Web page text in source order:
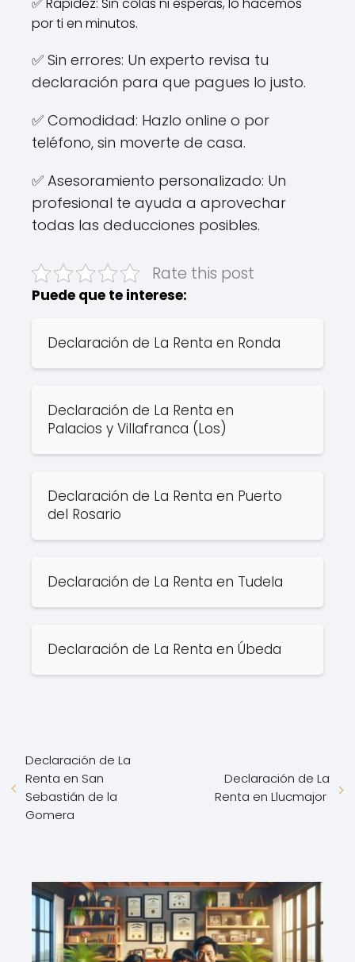
por ti en minutos.
✅ Sin errores: Un experto revisa tu
declaración para que pagues lo justo.
✅ Comodidad: Hazlo online o por
teléfono, sin moverte de casa.
✅ Asesoramiento personalizado: Un
profesional te ayuda a aprovechar
todas las deducciones posibles.
Rate this post
Puede que te interese:
Declaración de La Renta en Ronda
Declaración de La Renta en
Palacios y Villafranca (Los)
Declaración de La Renta en Puerto
del Rosario
Declaración de La Renta en Tudela
Declaración de La Renta en Úbeda
Declaración de La
Renta en San
Sebastián de la
Gomera
Declaración de La
Renta en Llucmajor